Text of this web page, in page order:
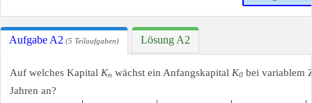
Aufgabe A2 (5 Teilaufgaben) Lösung A2
Auf welches Kapital Kn wächst ein Anfangskapital K0 bei variablem
Jahren an?